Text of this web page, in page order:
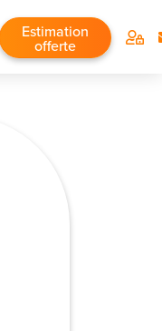
Estimation
offerte